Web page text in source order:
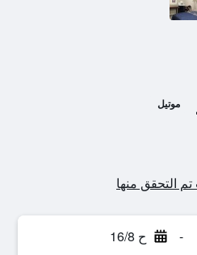
موتيل
- ح 16/8